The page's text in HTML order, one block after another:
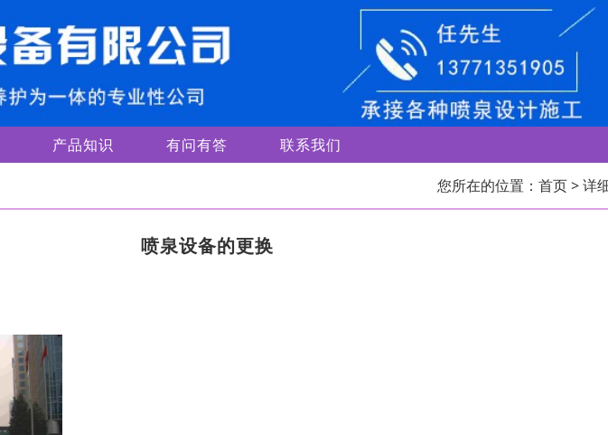
产品知识 有问有答 联系我们
您所在的位置： 首页> 详
喷泉设备的更换